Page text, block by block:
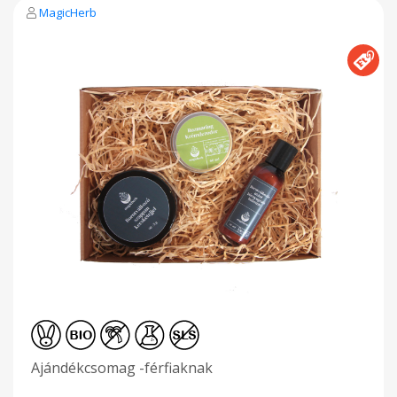
zsírreteg lebontását . Bőrfiatalító arckrém hyaluron savval és
bio borágó olajjal fényvédelemmel. Legújabb arckrémünk az
összetevőkön kívül tartalmaz még egy óriási adag hyaluron
savat,bio borágó olajat és acmella kivonatot,melyek
segítségével arcunk üdévé varázsolható.Apró
ráncaink,szarkalábaink eltűnnek,mélyebb ráncok is
feltöltődnek alkalmazása során.Kellemes bársonyos érzés
amikor felkened és pillanatok alatt felszívódik,így használható
smink alá is.Nagyon fontos megemlíteni hogy ez az első
termékünk ami a legforróbb napokon is segíthet bőrünk
ápolásában,hiszen megfelelő fényvédelemmel rendelkezik.A
legcsodálatosabb azonban mégis csak az hogy mindezt úgy
értük el hogy nem alkalmaztunk káros
anyagokat,parabéneket,fémszármazékokat.Így a bio és natur
kozmetikában is alkalmazhatjuk. Használatát naponta kétszer
reggel és este ajánljuk arctisztítás után borsónyi krémmel
körkörös mozdulatokkal jól masszírozzuk meg arcbőrünket.
Egy kellemes tavaszi virág illatú szappan rózsaszín
még tápláló nappali arckrémemet és szemkörnyékápolómat
zöld tea kivonattal. Miért érdemes a magicherb
gyógynövényes kecsketej szappanjait használni? kizárólag
100% natúr és természetes alapanyagokat használtunk a
gyártás során 60 %ban tartalmaz bio ökogazdalkodásból
MagicHerb
Ajándékcsomag -férfiaknak